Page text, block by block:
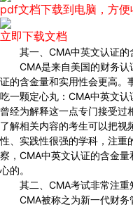
pdf文档下载到电脑，方便
立即下载文档
其一、CMA中英文认证的
CMA是来自美国的财务认
证的含金量和实用性会更高。
吃一颗定心丸：CMA中英文
曾经为解释这一点专门接受过
了解相关内容的考生可以把视
性、实践性很强的学科，注重
察，CMA中英文认证的含金
心的。
其二、CMA考试非常注重
CMA被称之为新一代财务